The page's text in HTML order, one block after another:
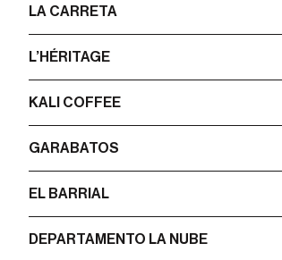
LA CARRETA
L’HÉRITAGE
KALI COFFEE
GARABATOS
EL BARRIAL
DEPARTAMENTO LA NUBE